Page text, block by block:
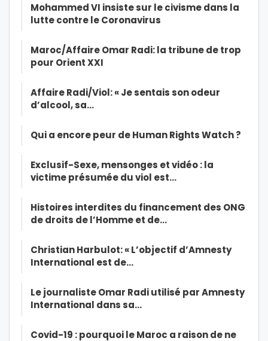
Mohammed VI insiste sur le civisme dans la
lutte contre le Coronavirus
Maroc/Affaire Omar Radi: la tribune de trop
pour Orient XXI
Affaire Radi/Viol: « Je sentais son odeur
d’alcool, sa…
Qui a encore peur de Human Rights Watch ?
Exclusif-Sexe, mensonges et vidéo : la
victime présumée du viol est…
Histoires interdites du financement des ONG
de droits de l’Homme et de…
Christian Harbulot: « L’objectif d’Amnesty
International est de…
Le journaliste Omar Radi utilisé par Amnesty
International dans sa…
Covid-19 : pourquoi le Maroc a raison de ne